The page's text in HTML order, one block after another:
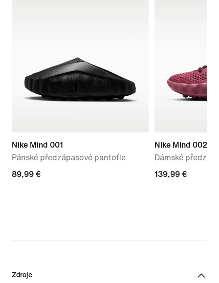
Nike Mind 001
Pánské předzápasové pantofle
89,99 €
89,99 €
Nike Mind 002
Dámské
139,99 €
139,99 €
Zdroje